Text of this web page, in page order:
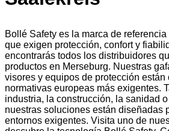
Bollé Safety es la marca de
que exigen protección, confort y
encontrarás todos los distribuidores
productos en Merseburg. Nuestras
visores y equipos de protección
normativas europeas más exigentes.
industria, la construcción, la sanidad
nuestras soluciones están diseñadas
entornos exigentes. Visita uno de